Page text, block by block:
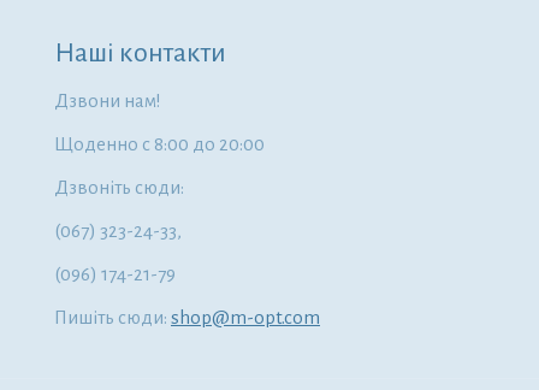
Наші контакти
Дзвони нам!
Щоденно с 8:00 до 20:00
Дзвоніть сюди:
(067) 323-24-33,
(096) 174-21-79
Пишіть сюди: shop@m-opt.com